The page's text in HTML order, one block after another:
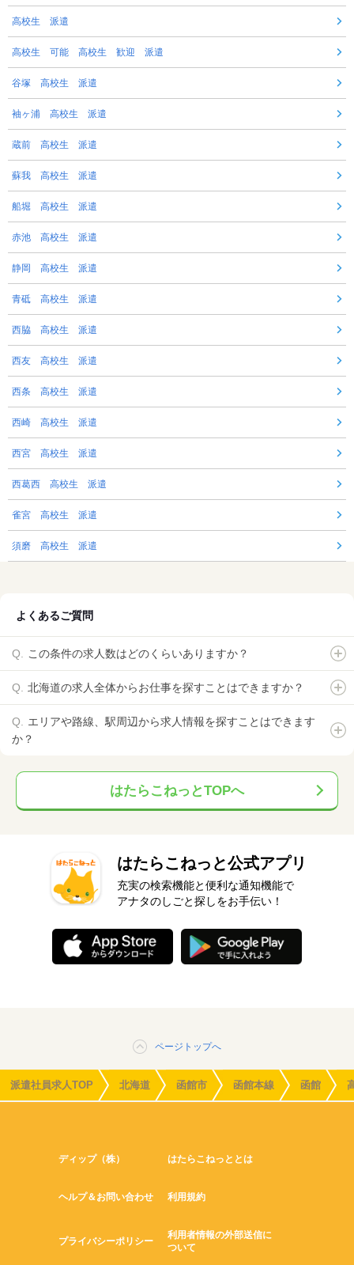
高校生 派遣
高校生 可能 高校生 歓迎 派遣
谷塚 高校生 派遣
袖ヶ浦 高校生 派遣
蔵前 高校生 派遣
蘇我 高校生 派遣
船堀 高校生 派遣
赤池 高校生 派遣
静岡 高校生 派遣
青砥 高校生 派遣
西脇 高校生 派遣
西友 高校生 派遣
西条 高校生 派遣
西崎 高校生 派遣
西宮 高校生 派遣
西葛西 高校生 派遣
雀宮 高校生 派遣
須磨 高校生 派遣
よくあるご質問
この条件の求人数はどのくらいありますか？
北海道の求人全体からお仕事を探すことはできますか？
エリアや路線、駅周辺から求人情報を探すことはできます
か？
はたらこねっとTOPへ
はたらこねっと公式アプリ
充実の検索機能と便利な通知機能で
アナタのしごと探しをお手伝い！
ページトップへ
派遣社員求人TOP 北海道 函館市 函館本線 函館
ディップ（株） はたらこねっととは
ヘルプ＆お問い合わせ 利用規約
プライバシーポリシー
利用者情報の外部送信に
ついて